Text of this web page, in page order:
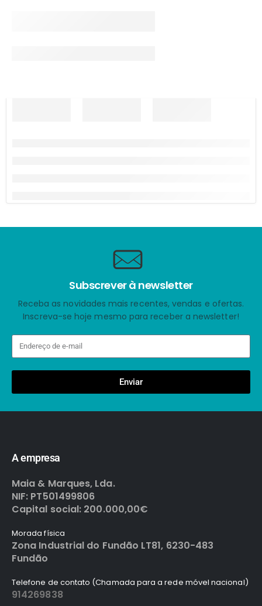
Subscrever à newsletter
Receba as novidades mais recentes, vendas e ofertas.
Inscreva-se hoje mesmo para receber a newsletter!
Enviar
A empresa
Maia & Marques, Lda.
NIF: PT501499806
Capital social: 200.000,00€
Morada física
Zona Industrial do Fundão LT81, 6230-483
Fundão
Telefone de contato (Chamada para a rede móvel nacional)
914269838